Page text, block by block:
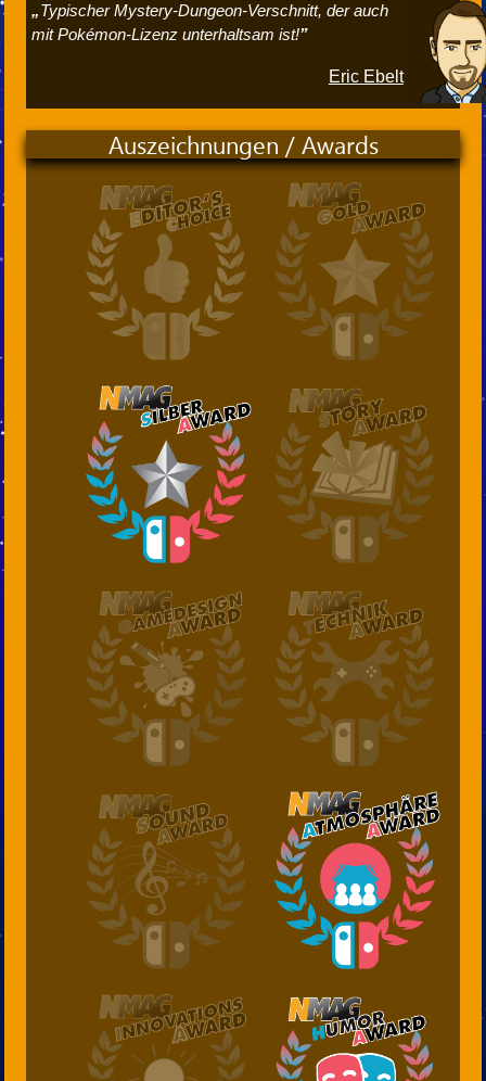
Typischer Mystery-Dungeon-Verschnitt, der auch
mit Pokémon-Lizenz unterhaltsam ist!
Eric Ebelt
Auszeichnungen / Awards